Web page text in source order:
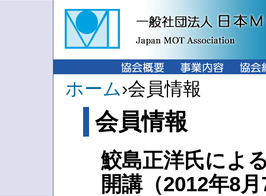
ホーム›会員情報
会員情報
鮫島正洋氏によ
開講（2012年8